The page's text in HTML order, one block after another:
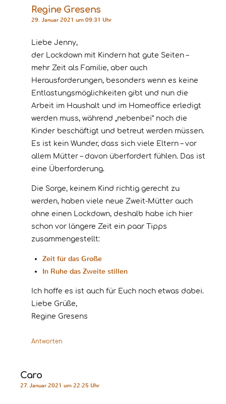
Regine Gresens
29. Januar 2021 um 09:31 Uhr
Liebe Jenny,
der Lockdown mit Kindern hat gute Seiten –
mehr Zeit als Familie, aber auch
Herausforderungen, besonders wenn es keine
Entlastungsmöglichkeiten gibt und nun die
Arbeit im Haushalt und im Homeoffice erledigt
werden muss, während „nebenbei“ noch die
Kinder beschäftigt und betreut werden müssen.
Es ist kein Wunder, dass sich viele Eltern – vor
allem Mütter – davon überfordert fühlen. Das ist
eine Überforderung.
Die Sorge, keinem Kind richtig gerecht zu
werden, haben viele neue Zweit-Mütter auch
ohne einen Lockdown, deshalb habe ich hier
schon vor längere Zeit ein paar Tipps
zusammengestellt:
Zeit für das Große
In Ruhe das Zweite stillen
Ich hoffe es ist auch für Euch noch etwas dabei.
Liebe Grüße,
Regine Gresens
Antworten
Caro
27. Januar 2021 um 22:25 Uhr